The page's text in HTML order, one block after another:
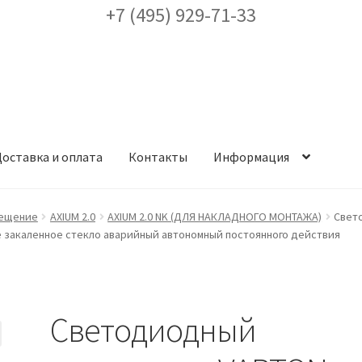
+7 (495) 929-71-33
и оплата Контакты Информация
Доставка и оплатаЗаказ проекта освещения Контакты
СертификатыТаблица выбора вводного щитка
AXIUM 2.0 AXIUM 2.0 NK (ДЛЯ НАКЛАДНОГО МОНТАЖА)
стекло аварийный автономный постоянного действия
Светодиодный